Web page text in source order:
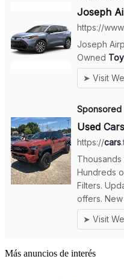
Más anuncios de interés